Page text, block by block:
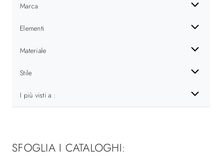
Marca
Elementi
Materiale
Stile
I più visti a :
SFOGLIA I CATALOGHI: